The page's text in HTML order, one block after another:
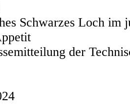
Schwarzes Loch im
der